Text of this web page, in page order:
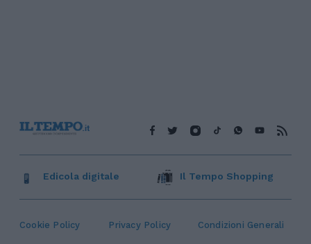
Cookie Policy Privacy Policy Condizioni Generali
Edicola digitale Il Tempo Shopping